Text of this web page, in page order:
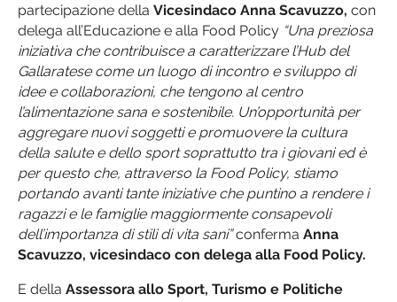
partecipazione della Vicesindaco Anna Scavuzzo, con
delega all’Educazione e alla Food Policy “Una preziosa
iniziativa che contribuisce a caratterizzare l’Hub del
Gallaratese come un luogo di incontro e sviluppo di
idee e collaborazioni, che tengono al centro
l’alimentazione sana e sostenibile. Un’opportunità per
aggregare nuovi soggetti e promuovere la cultura
della salute e dello sport soprattutto tra i giovani ed è
per questo che, attraverso la Food Policy, stiamo
portando avanti tante iniziative che puntino a rendere i
ragazzi e le famiglie maggiormente consapevoli
dell’importanza di stili di vita sani”conferma Anna
Scavuzzo, vicesindaco con delega alla Food Policy.
E della Assessora allo Sport, Turismo e Politiche